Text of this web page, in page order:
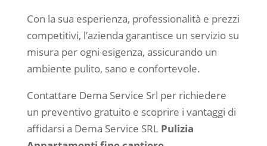
Con la sua esperienza, professionalità e prezzi
competitivi, l’azienda garantisce un servizio su
misura per ogni esigenza, assicurando un
ambiente pulito, sano e confortevole.
Contattare Dema Service Srl per richiedere
un preventivo gratuito e scoprire i vantaggi di
affidarsi a Dema Service SRL Pulizia